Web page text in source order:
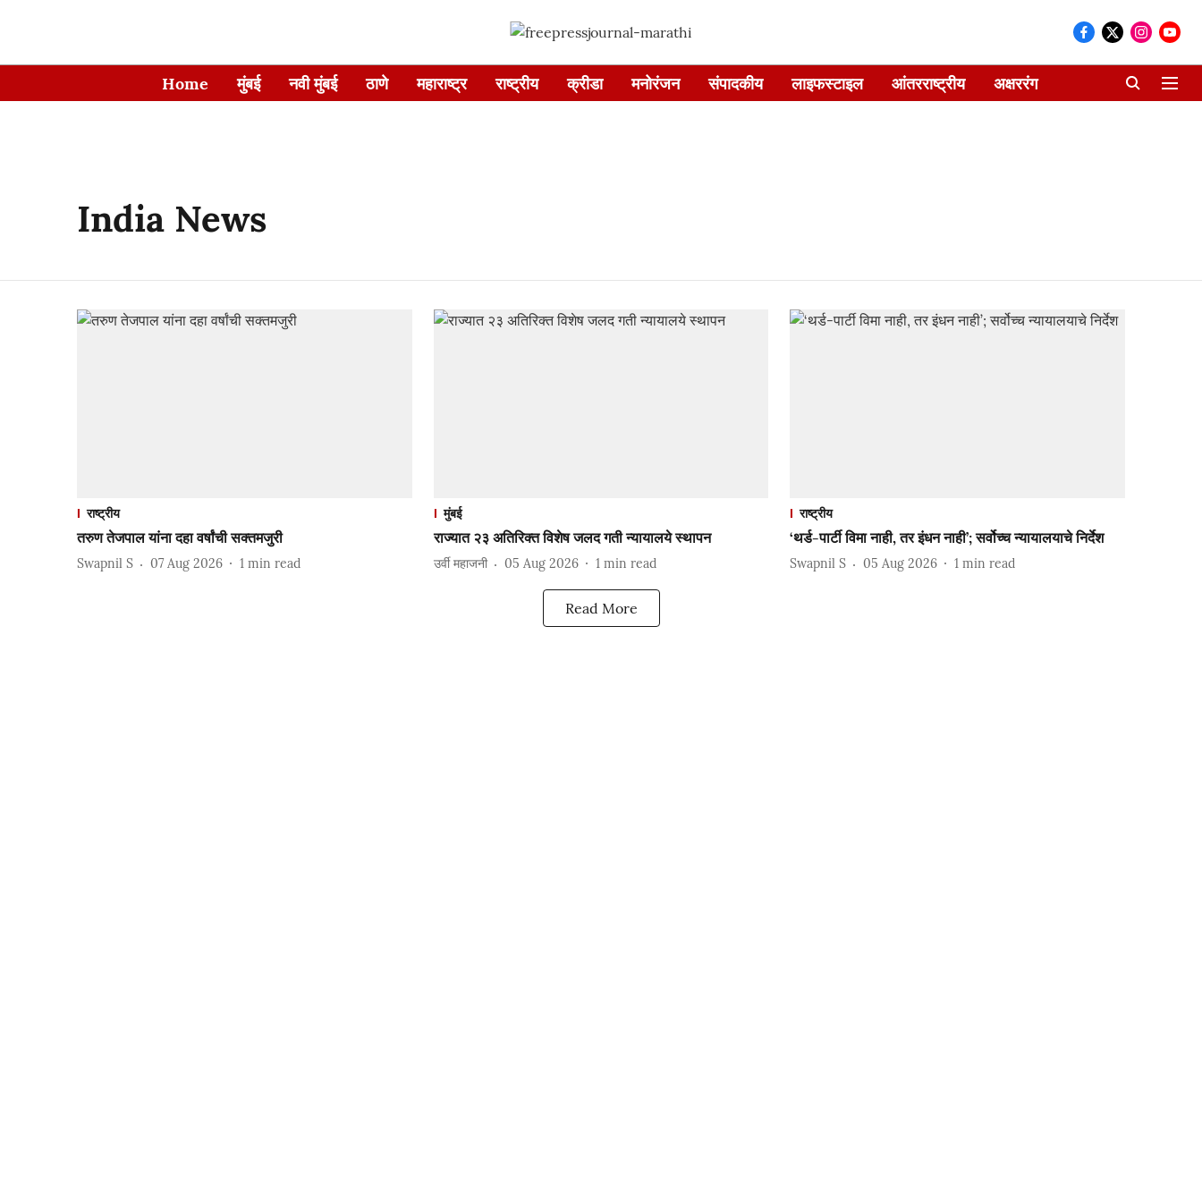
Home मुंबई नवी मुंबई ठाणे महाराष्ट्र राष्ट्रीय क्रीडा मनोरंजन संपादकीय लाइफस्टाइल आंतरराष्ट्रीय अक्षररंग
India News
राष्ट्रीय
तरुण तेजपाल यांना दहा वर्षांची सक्तमजुरी
Swapnil S 07 Aug 2026 1 min read
मुंबई
राज्यात २३ अतिरिक्त विशेष जलद गती न्यायालये स्थापन
उर्वी महाजनी 05 Aug 2026 1 min read
राष्ट्रीय
‘थर्ड-पार्टी विमा नाही, तर इंधन नाही’; सर्वोच्च न्यायालयाचे निर्देश
Swapnil S 05 Aug 2026 1 min read
Read More